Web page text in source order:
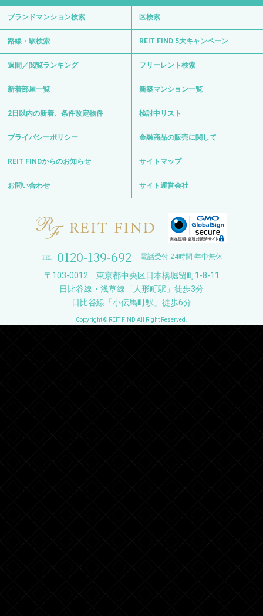
ブランドマンション検索 区検索
路線・駅検索 REIT FIND 5大キャンペーン
週間／閲覧ランキング フリーレント検索
新着部屋一覧 新築マンション一覧
2日以内の新着、条件改定物件 検討中リスト
プライバシーポリシー 金融商品の販売に関して
REIT FINDからのお知らせ サイトマップ
お問い合わせ サイト運営会社
0120-139-692 電話受付 24時間 年中無休
〒103-0012 東京都中央区日本橋堀留町1-8-11
日比谷線・浅草線「人形町駅」徒歩3分
日比谷線「小伝馬町駅」徒歩6分
Copyright © REIT FIND All Right Reserved.